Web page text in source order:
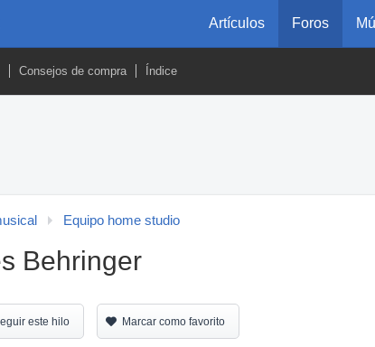
Artículos Foros
Consejos de compra Índice
Equipo home studio
Behringer
este hilo Marcar como favorito